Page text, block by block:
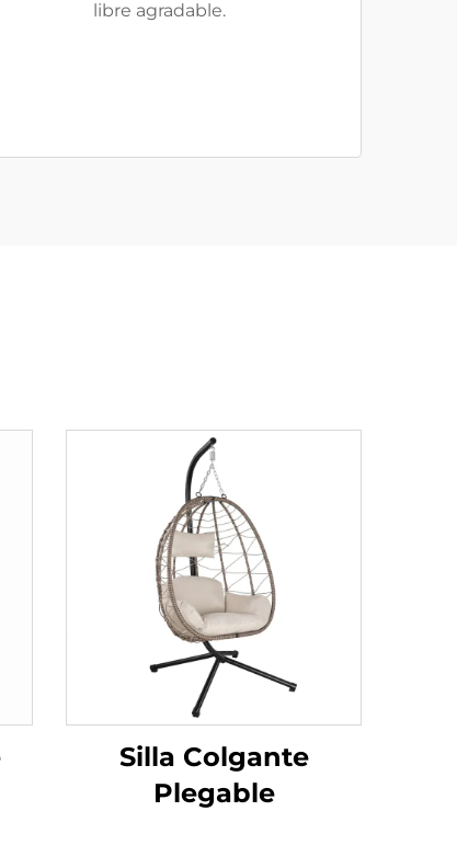
libre agradable.
Silla Colgante
Plegable